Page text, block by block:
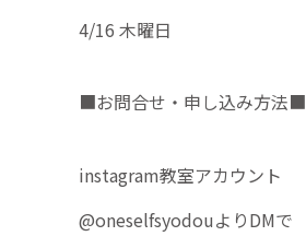
4/16 木曜日
■お問合せ・申し込み方法■
instagram教室アカウント
@oneselfsyodouよりDMで